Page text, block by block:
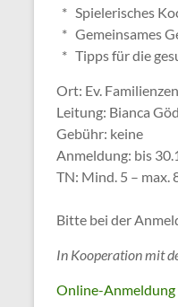
* Spielerisches
* Gemeinsames
* Tipps für die
Ort: Ev.
Leitung: Bianca
Gebühr: keine
Anmeldung: bis
TN: Mind. 5 – max.
Bitte bei der
In Kooperation mit
Online-Anmeldung